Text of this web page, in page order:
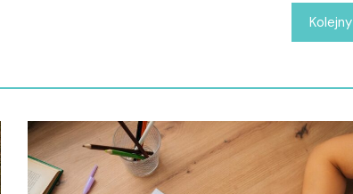
Kolejny